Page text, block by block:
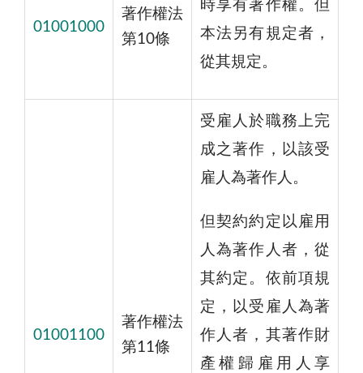
01001000
著作權法
第10條
時享有著作權。但
本法另有規定者，
從其規定。
01001100
著作權法
第11條
受雇人於職務上完
成之著作，以該受
雇人為著作人。
但契約約定以雇用
人為著作人者，從
其約定。依前項規
定，以受雇人為著
作人者，其著作財
產權歸雇用人享